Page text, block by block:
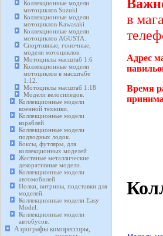
Коллекционные модели
мотоциклов Suzuki
Коллекционные модели
мотоциклов Kawasaki
Коллекционные модели
мотоциклов AGUSTA.
Спортивные, гоночные,
модели мотоциклов.
Мотоциклы масштаб 1:6
Коллекционные модели
мотоциклов в масштабе
1:12.
Мотоциклы масштаб 1:18
Модели велосипедов.
Коллекционные модели
военной техники.
Коллекционные модели
кораблей.
Коллекционные модели
подводных лодок.
Боксы, футляры, для
коллекционных моделей
Жестяные металлические
декоративные модели.
Коллекционные модели
автомобилей.
Полки, витрины, подставки для
моделей.
Коллекционные модели Easy
Model.
Коллекционные модели
автобусов.
Аэрографы компрессоры,
в
Адрес
Время